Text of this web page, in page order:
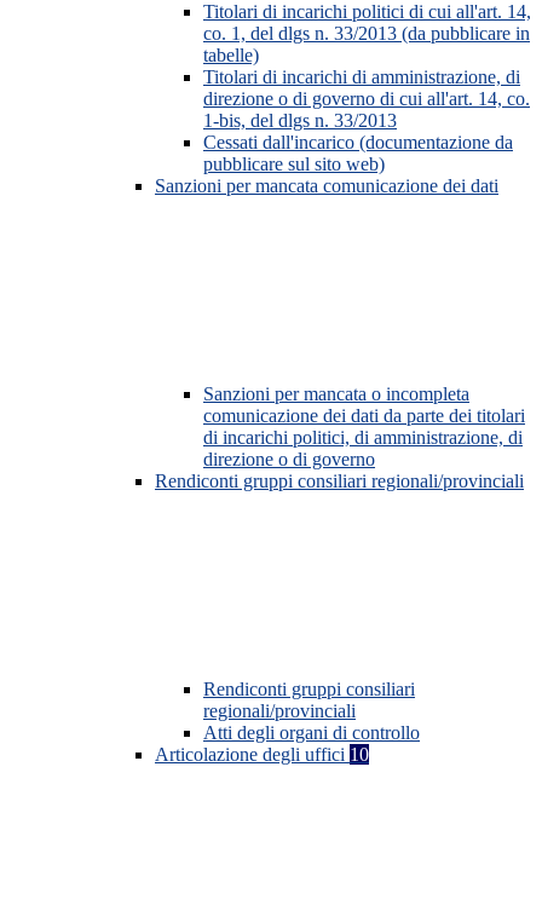
Titolari di incarichi politici di cui all'art. 14,
co. 1, del dlgs n. 33/2013 (da pubblicare in
tabelle)
Titolari di incarichi di amministrazione, di
direzione o di governo di cui all'art. 14, co.
1-bis, del dlgs n. 33/2013
Cessati dall'incarico (documentazione da
pubblicare sul sito web)
Sanzioni per mancata comunicazione dei dati
Sanzioni per mancata o incompleta
comunicazione dei dati da parte dei titolari
di incarichi politici, di amministrazione, di
direzione o di governo
Rendiconti gruppi consiliari regionali/provinciali
Rendiconti gruppi consiliari
regionali/provinciali
Atti degli organi di controllo
Articolazione degli uffici 10